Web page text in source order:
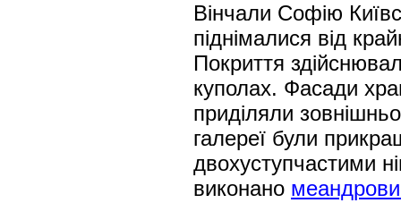
Вінчали Софію
піднімалися від
Покриття
куполах. Фасади
приділяли
галереї були
двохуступчастими
виконано